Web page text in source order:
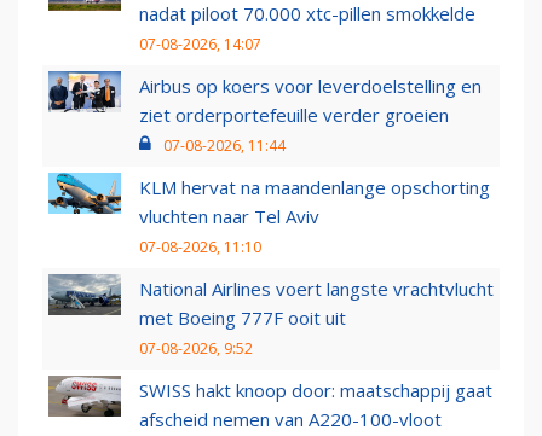
nadat piloot 70.000 xtc-pillen smokkelde
07-08-2026, 14:07
Airbus op koers voor leverdoelstelling en
ziet orderportefeuille verder groeien
07-08-2026, 11:44
KLM hervat na maandenlange opschorting
vluchten naar Tel Aviv
07-08-2026, 11:10
National Airlines voert langste vrachtvlucht
met Boeing 777F ooit uit
07-08-2026, 9:52
SWISS hakt knoop door: maatschappij gaat
afscheid nemen van A220-100-vloot